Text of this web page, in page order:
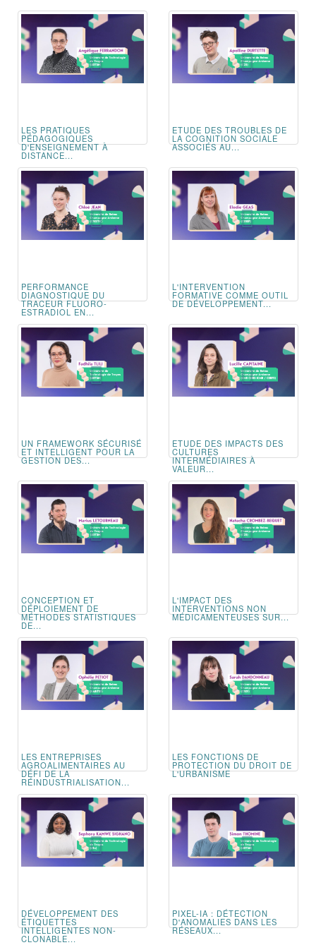
LES PRATIQUES
PÉDAGOGIQUES
D'ENSEIGNEMENT À
DISTANCE...
ETUDE DES TROUBLES DE
LA COGNITION SOCIALE
ASSOCIÉS AU...
PERFORMANCE
DIAGNOSTIQUE DU
TRACEUR FLUORO-
ESTRADIOL EN...
L'INTERVENTION
FORMATIVE COMME OUTIL
DE DÉVELOPPEMENT...
UN FRAMEWORK SÉCURISÉ
ET INTELLIGENT POUR LA
GESTION DES...
ETUDE DES IMPACTS DES
CULTURES
INTERMÉDIAIRES À
VALEUR...
CONCEPTION ET
DÉPLOIEMENT DE
MÉTHODES STATISTIQUES
DE...
L'IMPACT DES
INTERVENTIONS NON
MÉDICAMENTEUSES SUR...
LES ENTREPRISES
AGROALIMENTAIRES AU
DÉFI DE LA
RÉINDUSTRIALISATION...
LES FONCTIONS DE
PROTECTION DU DROIT DE
L'URBANISME
DÉVELOPPEMENT DES
ÉTIQUETTES
INTELLIGENTES NON-
CLONABLE...
PIXEL-IA : DÉTECTION
D'ANOMALIES DANS LES
RÉSEAUX...